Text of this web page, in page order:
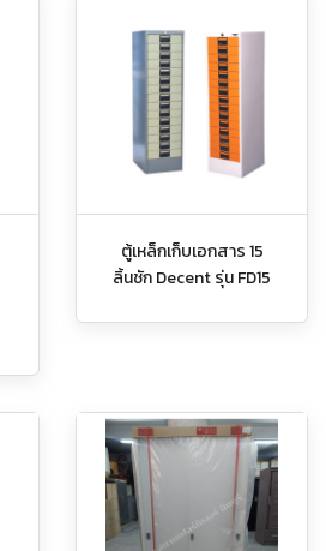
ตู้เหล็กเก็บเอกสาร 15
ลิ้นชัก Decent รุ่น FD15